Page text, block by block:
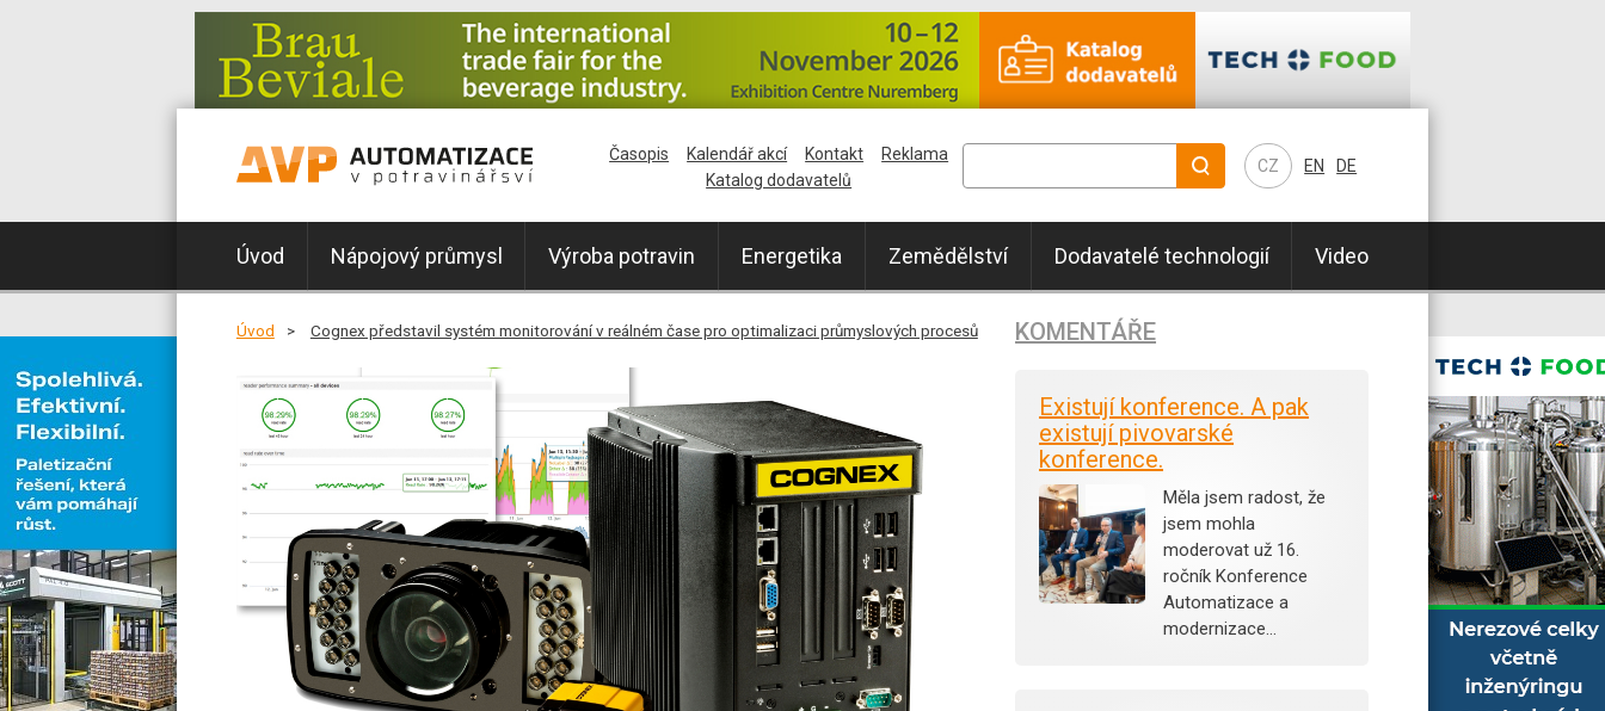
CZ EN DE
Úvod Nápojový průmysl Výroba potravin Energetika Zemědělství Dodavatelé technologií Video
Časopis Kalendář akcí Kontakt
Reklama
Katalog dodavatelů
Úvod Cognex představil systém monitorování v reálném čase pro optimalizaci průmyslových procesů KOMENTÁŘE
Existují konference. A pak
existují pivovarské
konference.
Měla jsem radost, že
jsem mohla
moderovat už 16.
ročník Konference
Automatizace a
modernizace…